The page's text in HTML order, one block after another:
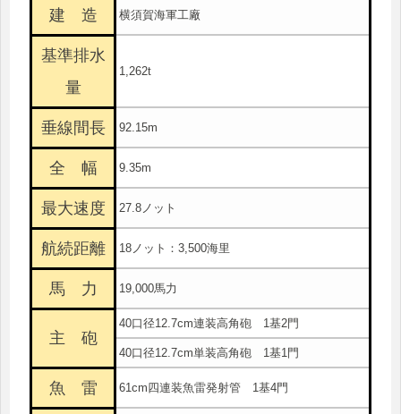
建 造 横須賀海軍工廠
基準排水
量
1,262t
垂線間長 92.15m
全 幅 9.35m
最大速度 27.8ノット
航続距離 18ノット：3,500海里
馬 力 19,000馬力
主 砲
40口径12.7cm連装高角砲 1基2門
40口径12.7cm単装高角砲 1基1門
魚 雷 61cm四連装魚雷発射管 1基4門